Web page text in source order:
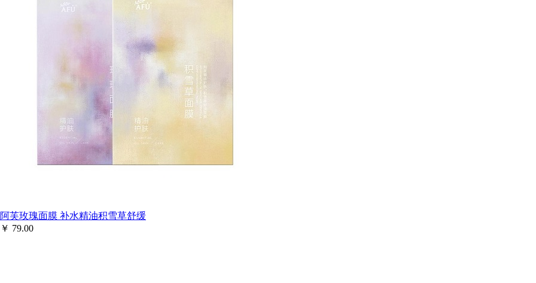
阿芙玫瑰面膜 补水精油积雪草舒缓
￥ 79.00